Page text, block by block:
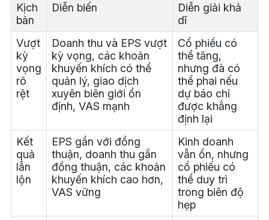
Kịch
bản
Diễn biến
Diễn giải khả
dĩ
Vượt
kỳ
vọng
rõ
rệt
Doanh thu và EPS vượt
kỳ vọng, các khoản
khuyến khích có thể
quản lý, giao dịch
xuyên biên giới ổn
định, VAS mạnh
Cổ phiếu có
thể tăng,
nhưng đà có
thể phai nếu
dự báo chỉ
được khẳng
định lại
Kết
quả
lẫn
lộn
EPS gần với đồng
thuận, doanh thu gần
đồng thuận, các khoản
khuyến khích cao hơn,
VAS vững
Kinh doanh
vẫn ổn, nhưng
cổ phiếu có
thể duy trì
trong biên độ
hẹp